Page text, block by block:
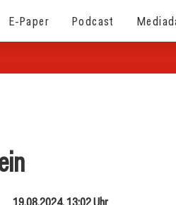
E-Paper Podcast